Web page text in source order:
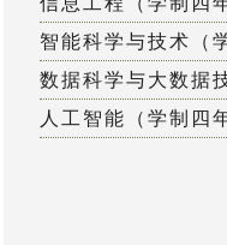
智能科学与技术（
数据科学与大数据
人工智能（学制四